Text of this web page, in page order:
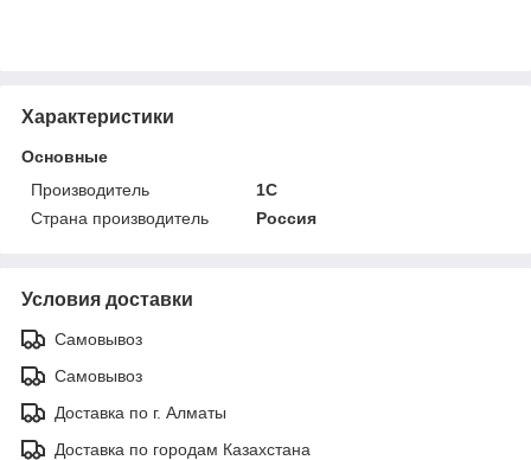
Характеристики
Основные
Производитель
1С
Страна производитель
Россия
Условия доставки
Самовывоз
Самовывоз
Доставка по г. Алматы
Доставка по городам Казахстана